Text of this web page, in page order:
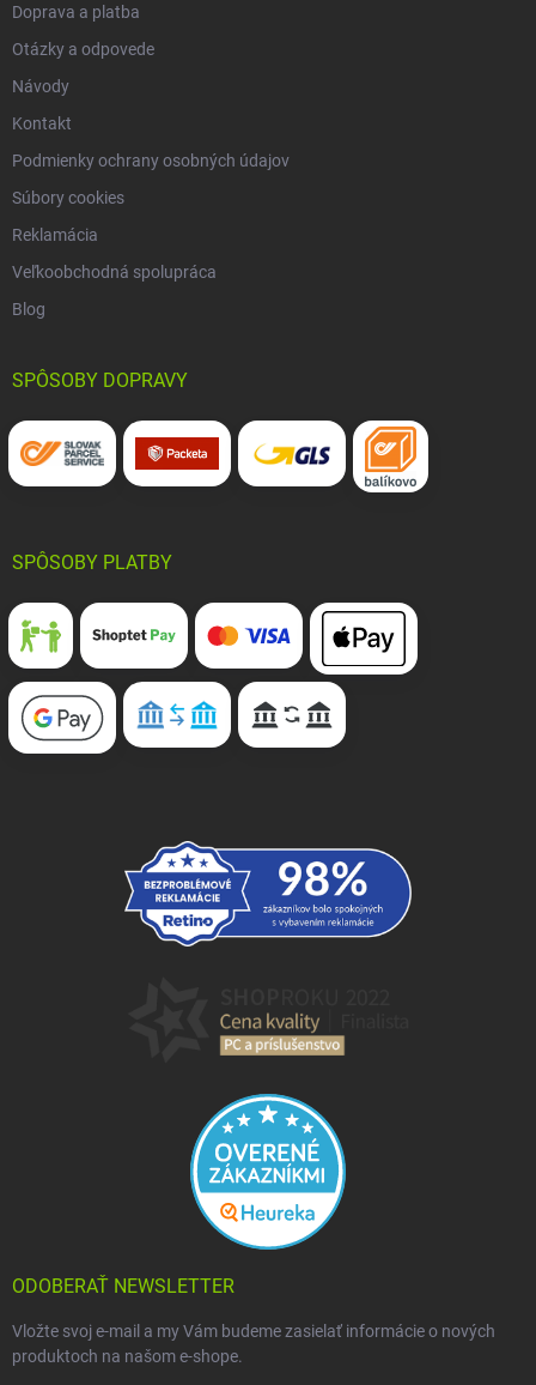
Doprava a platba
Otázky a odpovede
Návody
Kontakt
Podmienky ochrany osobných údajov
Súbory cookies
Reklamácia
Veľkoobchodná spolupráca
Blog
SPÔSOBY DOPRAVY
SPÔSOBY PLATBY
ODOBERAŤ NEWSLETTER
Vložte svoj e-mail a my Vám budeme zasielať informácie o nových
produktoch na našom e-shope.